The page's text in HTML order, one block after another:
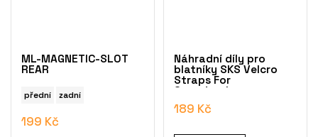
ML-MAGNETIC-SLOT
REAR
přední zadní
199 Kč
Náhradní díly pro
blatníky SKS Velcro
Straps For
Speedrocker,
Mudrocker And
Veloflexx, 2 Pcs
189 Kč